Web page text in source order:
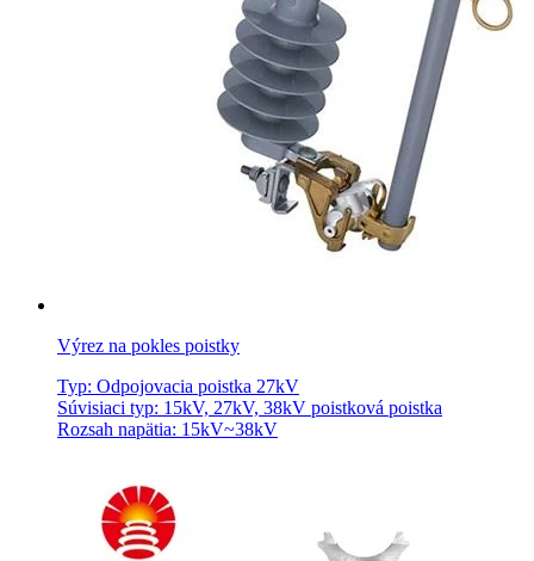
Výrez na pokles poistky
Typ: Odpojovacia poistka 27kV
Súvisiaci typ: 15kV, 27kV, 38kV poistková poistka
Rozsah napätia: 15kV~38kV